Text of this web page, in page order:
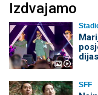
Izdvajamo
SFF